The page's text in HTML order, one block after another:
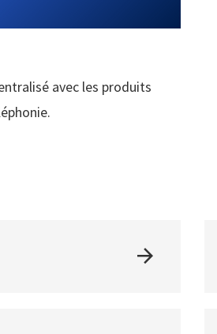
avec les produits